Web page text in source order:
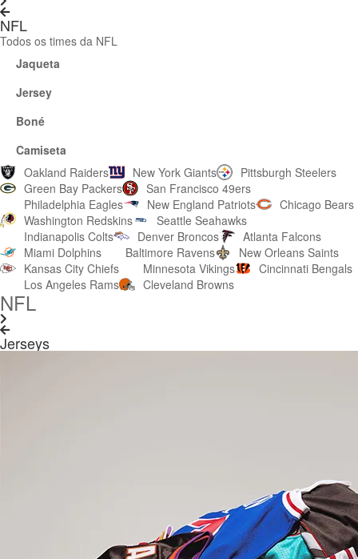
NFL
Todos os times da NFL
Jaqueta
Jersey
Boné
Camiseta
Oakland Raiders
New York Giants
Pittsburgh Steelers
Green Bay Packers
San Francisco 49ers
Philadelphia Eagles
New England Patriots
Chicago Bears
Washington Redskins
Seattle Seahawks
Indianapolis Colts
Denver Broncos
Atlanta Falcons
Miami Dolphins
Baltimore Ravens
New Orleans Saints
Kansas City Chiefs
Minnesota Vikings
Cincinnati Bengals
Los Angeles Rams
Cleveland Browns
NFL
Jerseys